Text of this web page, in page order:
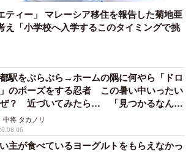
ティー」 マレーシア移住を報告した菊地亜
「小学校へ入学するこのタイミングで挑
駅をぶらぶら→ホームの隅に何やら「ドロ
のポーズをする忍者 この暑い中いったい
？ 近づいてみたら… 「見つかるなんて
」
中将 タカノリ
主が食べているヨーグルトをもらえなかっ